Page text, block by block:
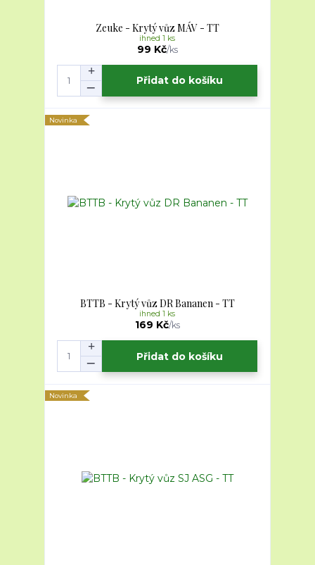
Zeuke - Krytý vůz MÁV - TT
99 Kč/ks
ihned 1 ks
Přidat do košíku
Novinka
BTTB - Krytý vůz DR Bananen - TT
169 Kč/ks
ihned 1 ks
Přidat do košíku
Novinka